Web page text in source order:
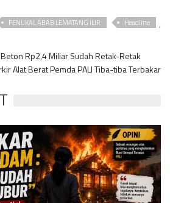
PENUKAL ABAB LEMATANG ILIR ,
Headline
Rp2,4 Miliar Sudah Retak-Retak
Alat Berat Pemda PALI Tiba-tiba Terbakar